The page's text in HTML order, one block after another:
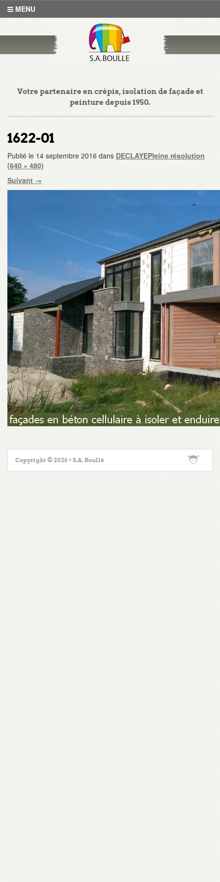
MENU
Votre partenaire en crépis, isolation de façade et
peinture depuis 1950.
1622-01
Publié le 14 septembre 2016 dans DECLAYEPleine résolution
(640 × 480)
Suivant →
Copyright © 2026 • S.A. Boulle